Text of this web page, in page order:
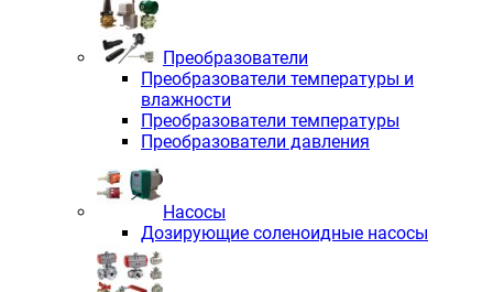
Преобразователи
Преобразователи температуры и
влажности
Преобразователи температуры
Преобразователи давления
Насосы
Дозирующие соленоидные насосы